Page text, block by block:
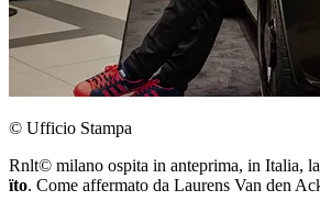
© Ufficio Stampa
Rnlt© milano ospita in anteprima, in Italia,
ïto. Come affermato da Laurens Van den